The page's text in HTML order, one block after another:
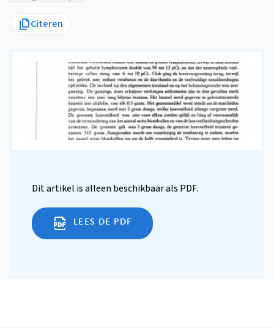
Citeren
Dit artikel is alleen beschikbaar als PDF.
LEES DE PDF